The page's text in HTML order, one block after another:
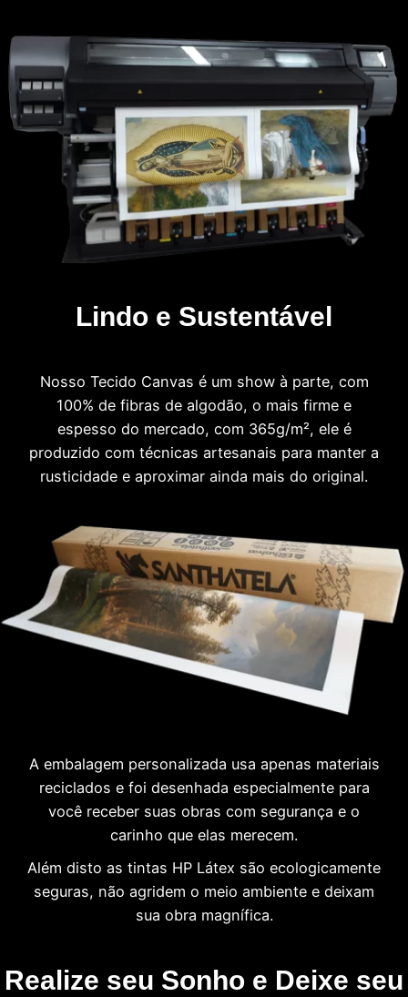
Lindo e Sustentável
Nosso Tecido Canvas é um show à parte, com
100% de fibras de algodão, o mais firme e
espesso do mercado, com 365g/m², ele é
produzido com técnicas artesanais para manter a
rusticidade e aproximar ainda mais do original.
A embalagem personalizada usa apenas materiais
reciclados e foi desenhada especialmente para
você receber suas obras com segurança e o
carinho que elas merecem.
Além disto as tintas HP Látex são ecologicamente
seguras, não agridem o meio ambiente e deixam
sua obra magnífica.
Realize seu Sonho e Deixe seu